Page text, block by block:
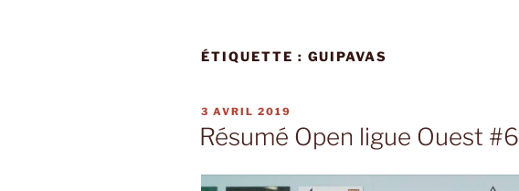
ÉTIQUETTE : GUIPAVAS
PUBLIÉ
LE
3 AVRIL 2019
Résumé Open ligue Ouest #6